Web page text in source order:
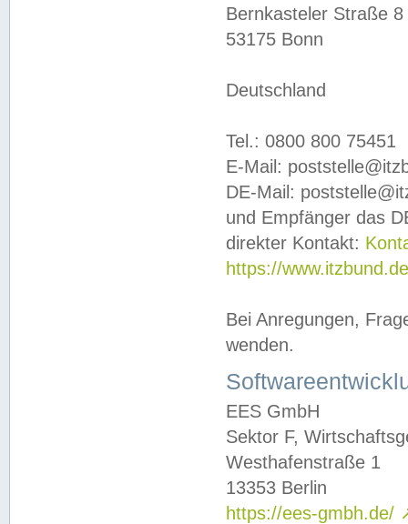
Bernkasteler Straße 8
53175 Bonn
Deutschland
Tel.: 0800 800 75451
E-Mail:
DE-Mail:
und Empfänger das
direkter Kontakt:
https://
Bei Anregungen,
wenden.
EES GmbH
Sektor F,
Westhafenstraße 1
13353 Berlin
https://ees-gmbh.de/